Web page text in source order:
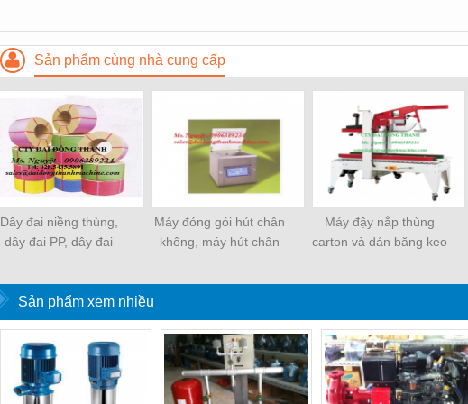
Sản phẩm cùng nhà cung cấp
Dây đai niềng thùng,
dây đai PP, dây đai
Máy đóng gói hút chân
không, máy hút chân
Máy đậy nắp thùng
carton và dán băng keo
Sản phẩm xem nhiều